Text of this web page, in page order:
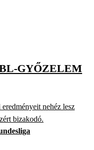
GYŐZELEM
nehéz lesz
bizakodó.